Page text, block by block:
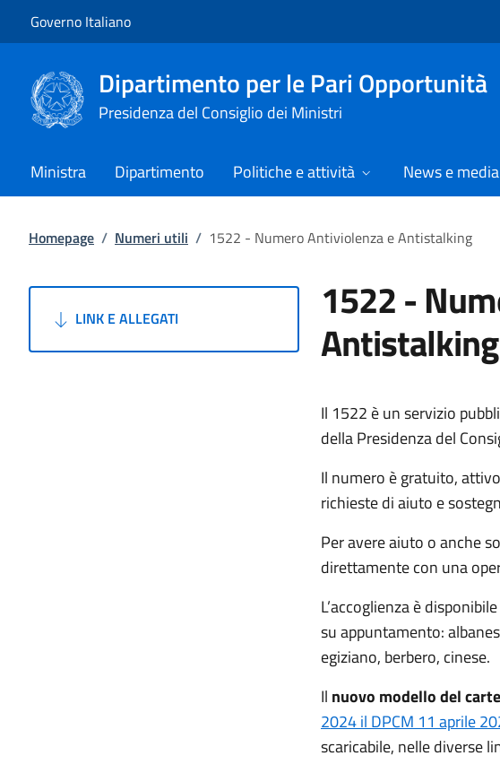
Governo Italiano
Dipartimento per le Pari Opportunità
Presidenza del Consiglio dei Ministri
Ministra Dipartimento Politiche e attività News e media
Homepage / Numeri utili / 1522 - Numero Antiviolenza e Antistalking
LINK E ALLEGATI 1522 -
Antistalking
Il 1522 è un servizio
della Presidenza del
Il numero è gratuito,
richieste di aiuto e
Per avere aiuto o anche
direttamente con una
L’accoglienza è
su appuntamento:
egiziano, berbero, cinese.
Il nuovo modello del
2024 il DPCM 11 aprile
scaricabile, nelle diverse